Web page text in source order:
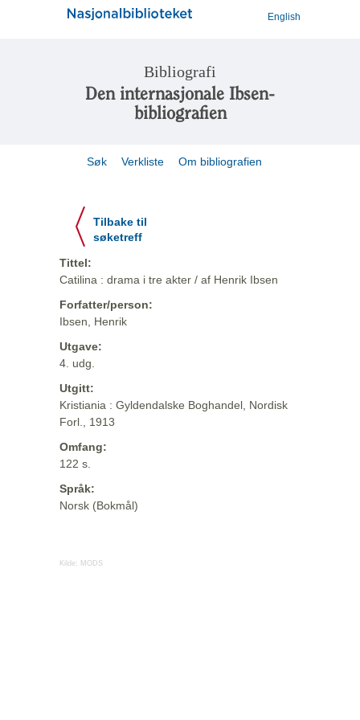
English
Bibliografi
Den internasjonale Ibsen-
bibliografien
Søk Verkliste Om bibliografien
Tilbake til
søketreff
Tittel:
Catilina : drama i tre akter / af Henrik Ibsen
Forfatter/person:
Ibsen, Henrik
Utgave:
4. udg.
Utgitt:
Kristiania : Gyldendalske Boghandel, Nordisk
Forl., 1913
Omfang:
122 s.
Språk:
Norsk (Bokmål)
Kilde: MODS